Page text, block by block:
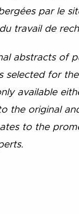
par le
travail de
abstracts of
selected for
available
the original
to the